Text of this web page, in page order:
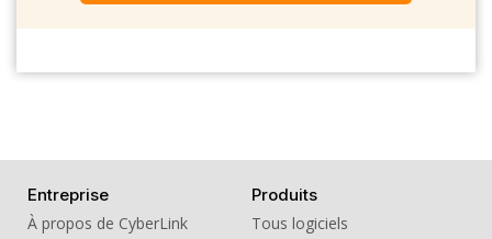
Entreprise
À propos de CyberLink
Produits
Tous logiciels